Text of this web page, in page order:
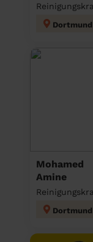
Dortmund
Mohamed
Amine
Dortmund